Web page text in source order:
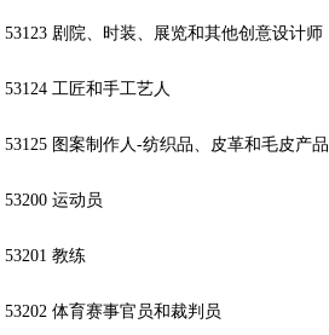
53123 剧院、时装、展览和其他创意设计师
53124 工匠和手工艺人
53125 图案制作人-纺织品、皮革和毛皮产品
53200 运动员
53201 教练
53202 体育赛事官员和裁判员